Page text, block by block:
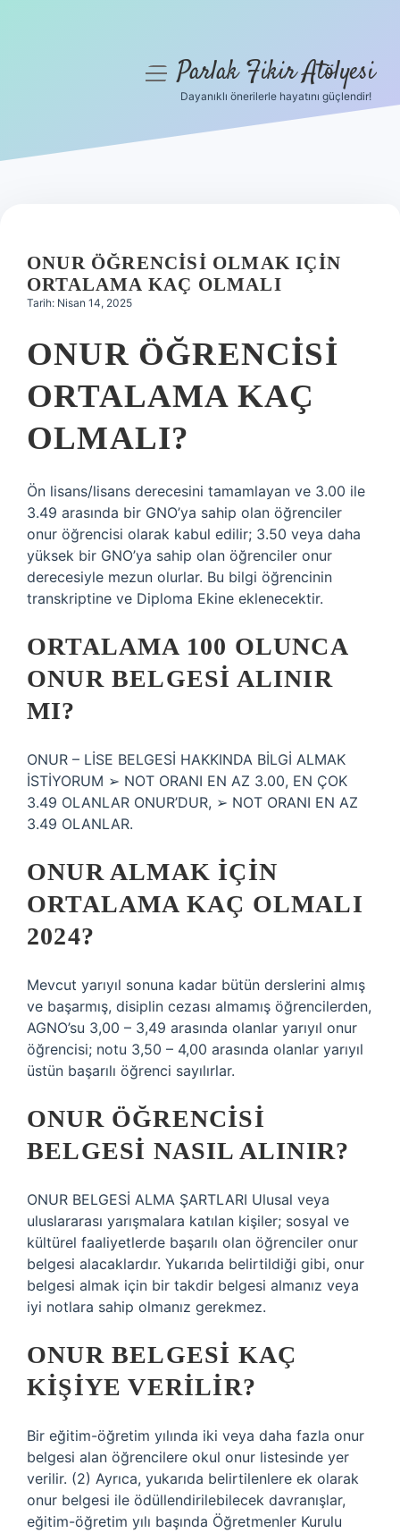
Hakkımızda
menüyüParlak Fikir Atölyesi
Dayanıklı önerilerle hayatını güçlendir!
ONUR ÖĞRENCISI OLMAK IÇIN
ORTALAMA KAÇ OLMALI
Tarih: Nisan 14, 2025
ONUR ÖĞRENCISI
ORTALAMA KAÇ
OLMALI?
Ön lisans/lisans derecesini tamamlayan ve 3.00 ile
3.49 arasında bir GNO’ya sahip olan öğrenciler
onur öğrencisi olarak kabul edilir; 3.50 veya daha
yüksek bir GNO’ya sahip olan öğrenciler onur
derecesiyle mezun olurlar. Bu bilgi öğrencinin
transkriptine ve Diploma Ekine eklenecektir.
ORTALAMA 100 OLUNCA
ONUR BELGESI ALINIR
MI?
ONUR – LİSE BELGESİ HAKKINDA BİLGİ ALMAK
İSTİYORUM ➢ NOT ORANI EN AZ 3.00, EN ÇOK
3.49 OLANLAR ONUR’DUR, ➢ NOT ORANI EN AZ
3.49 OLANLAR.
ONUR ALMAK IÇIN
ORTALAMA KAÇ OLMALI
2024?
Mevcut yarıyıl sonuna kadar bütün derslerini almış
ve başarmış, disiplin cezası almamış öğrencilerden,
AGNO’su 3,00 – 3,49 arasında olanlar yarıyıl onur
öğrencisi; notu 3,50 – 4,00 arasında olanlar yarıyıl
üstün başarılı öğrenci sayılırlar.
ONUR ÖĞRENCISI
BELGESI NASIL ALINIR?
ONUR BELGESİ ALMA ŞARTLARI Ulusal veya
uluslararası yarışmalara katılan kişiler; sosyal ve
kültürel faaliyetlerde başarılı olan öğrenciler onur
belgesi alacaklardır. Yukarıda belirtildiği gibi, onur
belgesi almak için bir takdir belgesi almanız veya
iyi notlara sahip olmanız gerekmez.
ONUR BELGESI KAÇ
KIŞIYE VERILIR?
Bir eğitim-öğretim yılında iki veya daha fazla onur
belgesi alan öğrencilere okul onur listesinde yer
verilir. (2) Ayrıca, yukarıda belirtilenlere ek olarak
onur belgesi ile ödüllendirilebilecek davranışlar,
eğitim-öğretim yılı başında Öğretmenler Kurulu